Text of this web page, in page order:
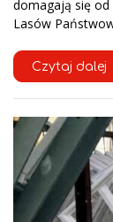
domagają się od
Lasów
Czytaj dalej